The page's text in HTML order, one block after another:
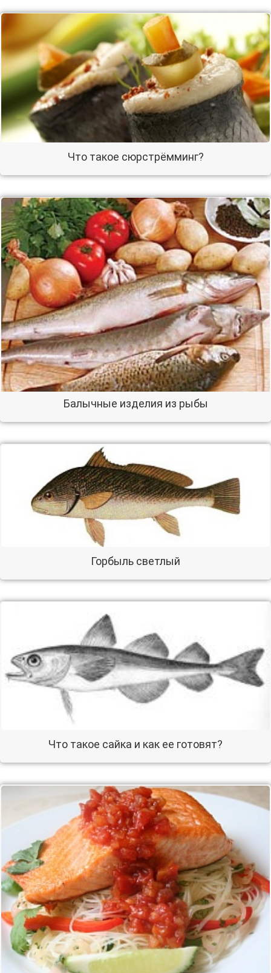
Что такое сюрстрёмминг?
Балычные изделия из рыбы
Горбыль светлый
Что такое сайка и как ее готовят?